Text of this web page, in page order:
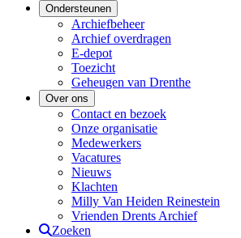
Ondersteunen
Archiefbeheer
Archief overdragen
E-depot
Toezicht
Geheugen van Drenthe
Over ons
Contact en bezoek
Onze organisatie
Medewerkers
Vacatures
Nieuws
Klachten
Milly Van Heiden Reinestein
Vrienden Drents Archief
Zoeken